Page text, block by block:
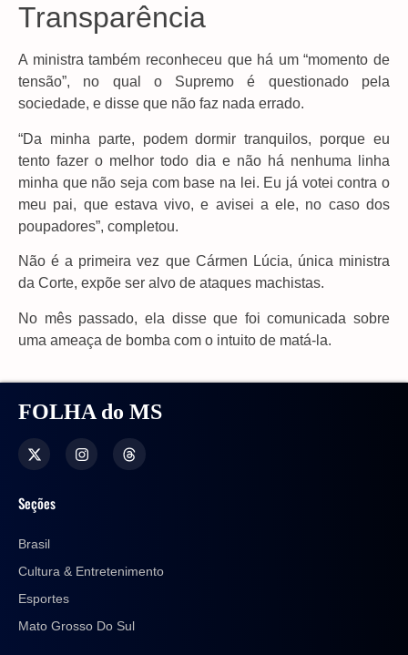
Transparência
A ministra também reconheceu que há um “momento de
tensão”, no qual o Supremo é questionado pela
sociedade, e disse que não faz nada errado.
“Da minha parte, podem dormir tranquilos, porque eu
tento fazer o melhor todo dia e não há nenhuma linha
minha que não seja com base na lei. Eu já votei contra o
meu pai, que estava vivo, e avisei a ele, no caso dos
poupadores”, completou.
Não é a primeira vez que Cármen Lúcia, única ministra
da Corte, expõe ser alvo de ataques machistas.
No mês passado, ela disse que foi comunicada sobre
uma ameaça de bomba com o intuito de matá-la.
FOLHA do MS
Seções
Brasil
Cultura & Entretenimento
Esportes
Mato Grosso Do Sul